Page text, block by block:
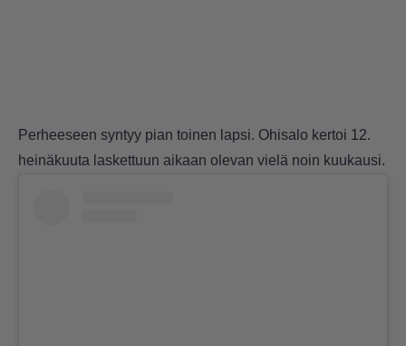
Perheeseen syntyy pian toinen lapsi. Ohisalo kertoi 12.
heinäkuuta laskettuun aikaan olevan vielä noin kuukausi.